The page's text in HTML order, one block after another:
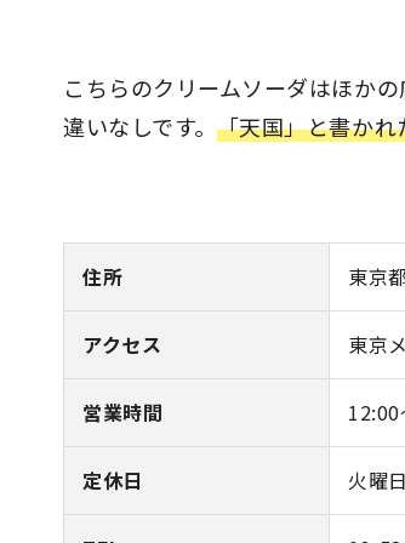
こちらのクリームソーダはほか
違いなしです。 「天国」と書かれ
住所 東京
アクセス 東京
営業時間
定休日 火曜日